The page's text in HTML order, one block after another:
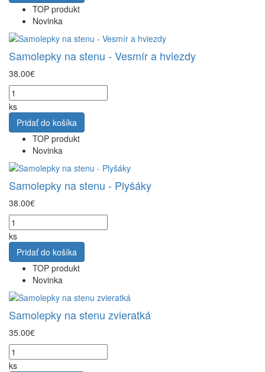
TOP produkt
Novinka
Samolepky na stenu - Vesmír a hviezdy
38.00€
ks
Pridať do košíka
TOP produkt
Novinka
Samolepky na stenu - Plyšáky
38.00€
ks
Pridať do košíka
TOP produkt
Novinka
Samolepky na stenu zvieratká
35.00€
ks